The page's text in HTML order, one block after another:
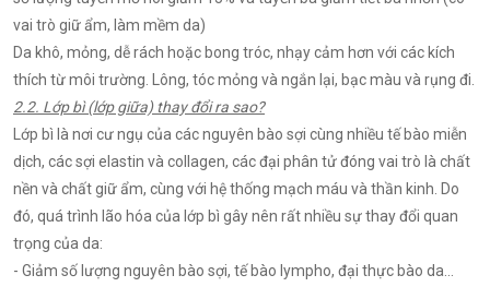
vai trò giữ ẩm, làm mềm da)
Da khô, mỏng, dễ rách hoặc bong tróc, nhạy cảm hơn với các kích
thích từ môi trường. Lông, tóc mỏng và ngắn lại, bạc màu và rụng đi.
2.2. Lớp bì (lớp giữa) thay đổi ra sao?
Lớp bì là nơi cư ngụ của các nguyên bào sợi cùng nhiều tế bào miễn
dịch, các sợi elastin và collagen, các đại phân tử đóng vai trò là chất
nền và chất giữ ẩm, cùng với hệ thống mạch máu và thần kinh. Do
đó, quá trình lão hóa của lớp bì gây nên rất nhiều sự thay đổi quan
trọng của da:
- Giảm số lượng nguyên bào sợi, tế bào lympho, đại thực bào da…